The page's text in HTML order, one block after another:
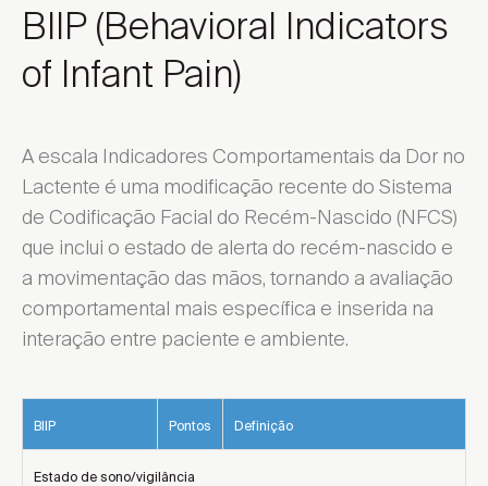
BIIP (Behavioral Indicators
of Infant Pain)
A escala Indicadores Comportamentais da Dor no
Lactente é uma modificação recente do Sistema
de Codificação Facial do Recém-Nascido (NFCS)
que inclui o estado de alerta do recém-nascido e
a movimentação das mãos, tornando a avaliação
comportamental mais específica e inserida na
interação entre paciente e ambiente.
BIIP Pontos Definição
Estado de sono/vigilância